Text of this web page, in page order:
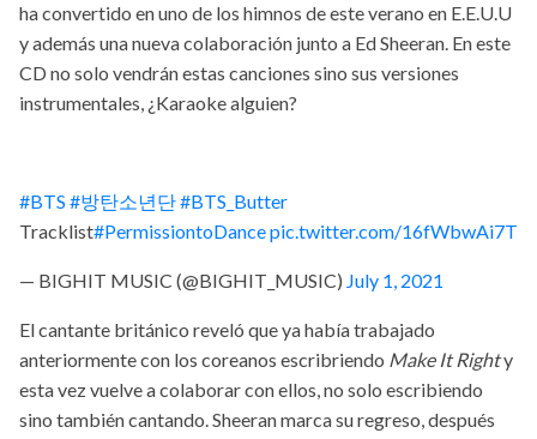
ha convertido en uno de los himnos de este verano en E.E.U.U
y además una nueva colaboración junto a Ed Sheeran. En este
CD no solo vendrán estas canciones sino sus versiones
instrumentales, ¿Karaoke alguien?
#BTS #방탄소년단#BTS_Butter
Tracklist#PermissiontoDancepic.twitter.com/16fWbwAi7T
— BIGHIT MUSIC (@BIGHIT_MUSIC) July 1, 2021
El cantante británico reveló que ya había trabajado
anteriormente con los coreanos escribriendo Make It Righty
esta vez vuelve a colaborar con ellos, no solo escribiendo
sino también cantando. Sheeran marca su regreso, después